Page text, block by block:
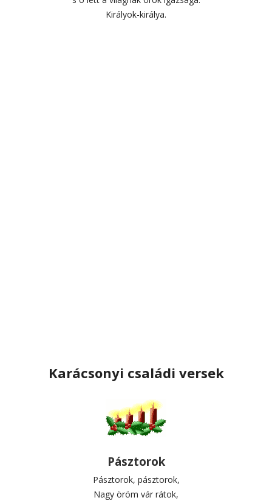
Királyok-királya.
Karácsonyi családi versek
Pásztorok
Pásztorok, pásztorok,
Nagy öröm vár rátok,